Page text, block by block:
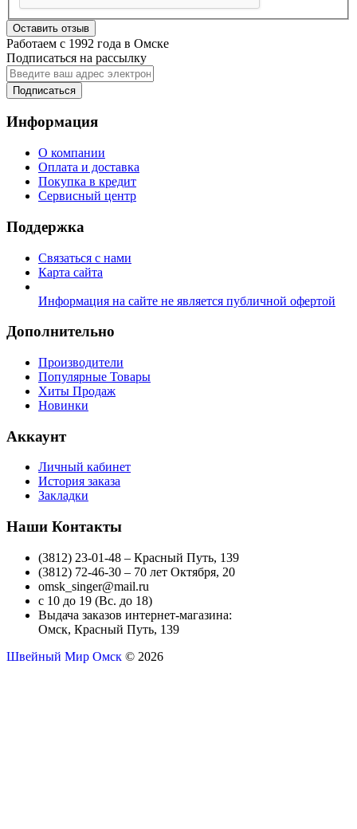
Оставить отзыв
Работаем с 1992 года в Омске
Подписаться на рассылку
Подписаться
Информация
О компании
Оплата и доставка
Покупка в кредит
Сервисный центр
Поддержка
Связаться с нами
Карта сайта
Информация на сайте не является публичной офертой
Дополнительно
Производители
Популярные Товары
Хиты Продаж
Новинки
Аккаунт
Личный кабинет
История заказа
Закладки
Наши Контакты
(3812) 23-01-48 – Красный Путь, 139
(3812) 72-46-30 – 70 лет Октября, 20
omsk_singer@mail.ru
с 10 до 19 (Вс. до 18)
Выдача заказов интернет-магазина:
Омск, Красный Путь, 139
Швейный Мир Омск © 2026